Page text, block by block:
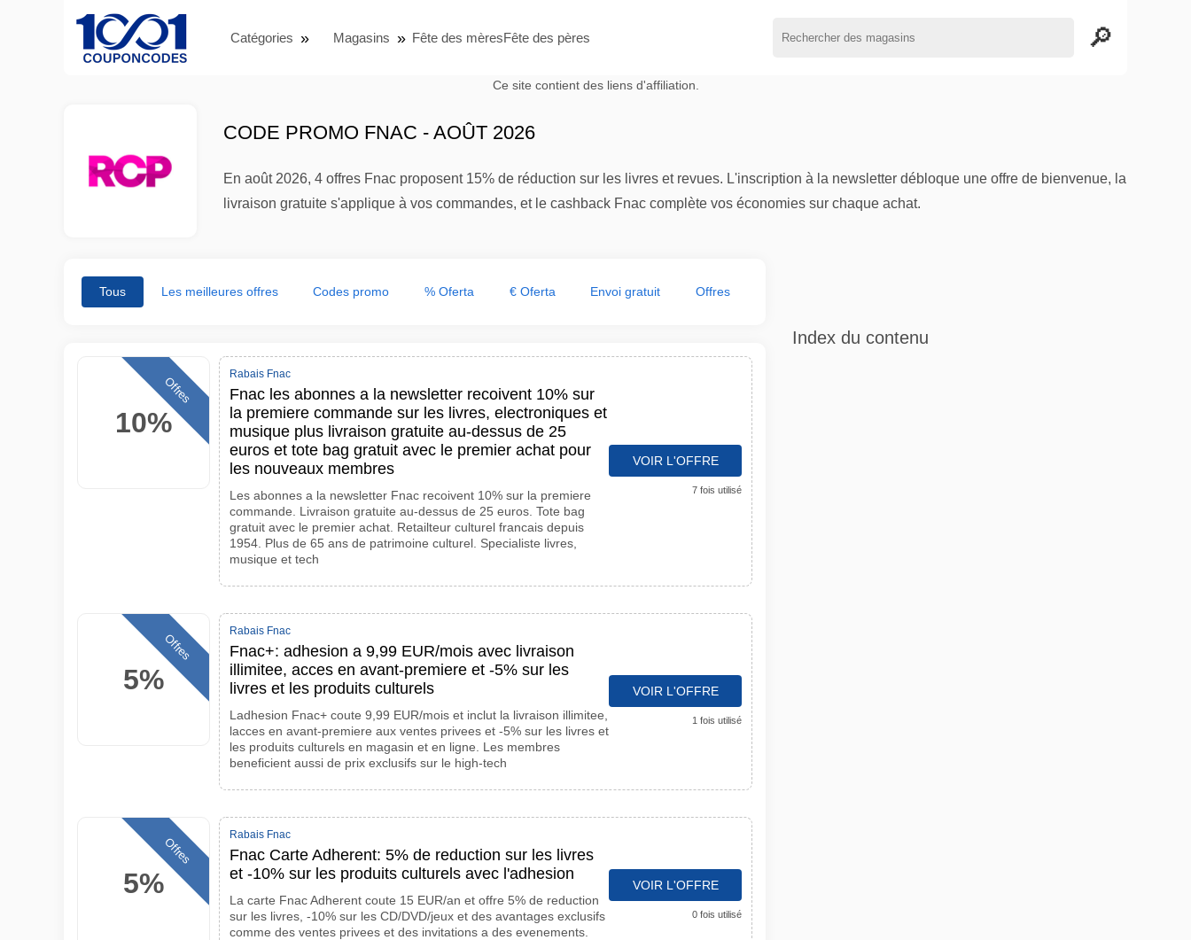
Catégories Magasins Fête des mèresFête des pères
Ce site contient des liens d'affiliation.
CODE PROMO FNAC - AOÛT 2026
En août 2026, 4 offres Fnac proposent 15% de réduction sur les livres et revues. L'inscription à la newsletter débloque une offre de bienvenue, la
livraison gratuite s'applique à vos commandes, et le cashback Fnac complète vos économies sur chaque achat.
Tous Les meilleures offres Codes promo % Oferta € Oferta Envoi gratuit Offres
10%
Offres
Rabais Fnac
Fnac les abonnes a la newsletter recoivent 10% sur
la premiere commande sur les livres, electroniques et
musique plus livraison gratuite au-dessus de 25
euros et tote bag gratuit avec le premier achat pour
les nouveaux membres
Les abonnes a la newsletter Fnac recoivent 10% sur la premiere
commande. Livraison gratuite au-dessus de 25 euros. Tote bag
gratuit avec le premier achat. Retailteur culturel francais depuis
1954. Plus de 65 ans de patrimoine culturel. Specialiste livres,
musique et tech
VOIR L'OFFRE
7 fois utilisé
5%
Offres
Rabais Fnac
Fnac+: adhesion a 9,99 EUR/mois avec livraison
illimitee, acces en avant-premiere et -5% sur les
livres et les produits culturels
Ladhesion Fnac+ coute 9,99 EUR/mois et inclut la livraison illimitee,
lacces en avant-premiere aux ventes privees et -5% sur les livres et
les produits culturels en magasin et en ligne. Les membres
beneficient aussi de prix exclusifs sur le high-tech
VOIR L'OFFRE
1 fois utilisé
5%
Offres
Rabais Fnac
Fnac Carte Adherent: 5% de reduction sur les livres
et -10% sur les produits culturels avec l'adhesion
La carte Fnac Adherent coute 15 EUR/an et offre 5% de reduction
sur les livres, -10% sur les CD/DVD/jeux et des avantages exclusifs
comme des ventes privees et des invitations a des evenements.
VOIR L'OFFRE
0 fois utilisé
Index du contenu